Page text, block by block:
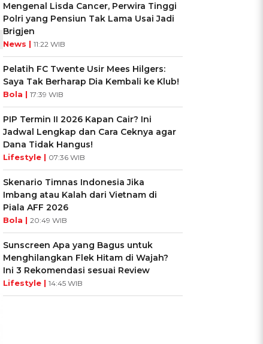
Mengenal Lisda Cancer, Perwira Tinggi
Polri yang Pensiun Tak Lama Usai Jadi
Brigjen
News | 11:22 WIB
Pelatih FC Twente Usir Mees Hilgers:
Saya Tak Berharap Dia Kembali ke Klub!
Bola | 17:39 WIB
PIP Termin II 2026 Kapan Cair? Ini
Jadwal Lengkap dan Cara Ceknya agar
Dana Tidak Hangus!
Lifestyle | 07:36 WIB
Skenario Timnas Indonesia Jika
Imbang atau Kalah dari Vietnam di
Piala AFF 2026
Bola | 20:49 WIB
Sunscreen Apa yang Bagus untuk
Menghilangkan Flek Hitam di Wajah?
Ini 3 Rekomendasi sesuai Review
Lifestyle | 14:45 WIB